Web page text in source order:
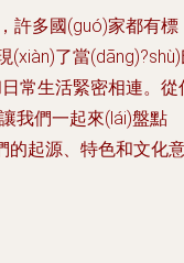
許多國(guó)家都有標
(xiàn)了當
常生活緊密相連。從
我們一起來(lái)盤點
的起源、特色和文化